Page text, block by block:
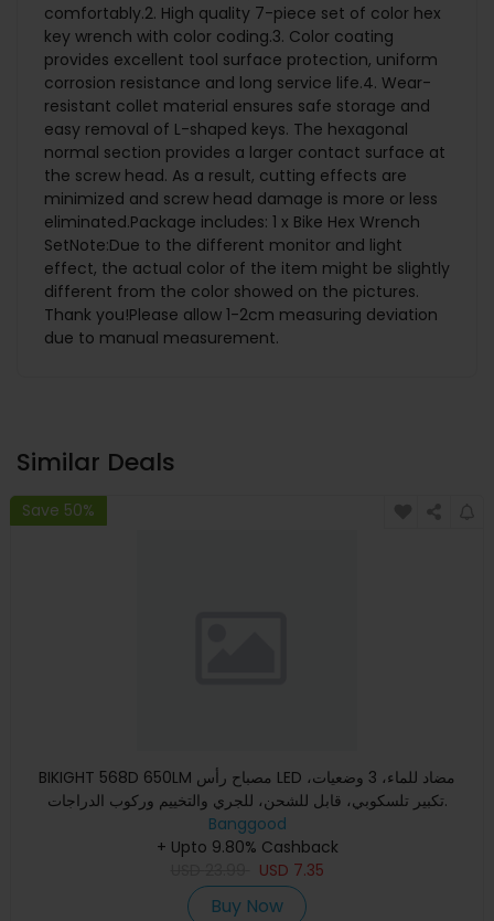
comfortably.2. High quality 7-piece set of color hex
key wrench with color coding.3. Color coating
provides excellent tool surface protection, uniform
corrosion resistance and long service life.4. Wear-
resistant collet material ensures safe storage and
easy removal of L-shaped keys. The hexagonal
normal section provides a larger contact surface at
the screw head. As a result, cutting effects are
minimized and screw head damage is more or less
eliminated.Package includes: 1 x Bike Hex Wrench
SetNote:Due to the different monitor and light
effect, the actual color of the item might be slightly
different from the color showed on the pictures.
Thank you!Please allow 1-2cm measuring deviation
due to manual measurement.
Similar Deals
Save 50%
BIKIGHT 568D 650LM مصباح رأس LED مضاد للماء، 3 وضعيات،
تكبير تلسكوبي، قابل للشحن، للجري والتخييم وركوب الدراجات.
Banggood
+ Upto 9.80% Cashback
USD 7.35
Buy Now